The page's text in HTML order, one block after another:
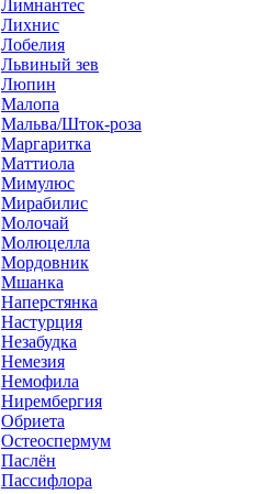
Лимнантес
Лихнис
Лобелия
Львиный зев
Люпин
Малопа
Мальва/Шток-роза
Маргаритка
Маттиола
Мимулюс
Мирабилис
Молочай
Молюцелла
Мордовник
Мшанка
Наперстянка
Настурция
Незабудка
Немезия
Немофила
Нирембергия
Обриета
Остеоспермум
Паслён
Пассифлора